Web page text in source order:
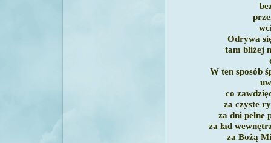
Odrywa
tam bliżej
W ten sposób
co
za czyste
za dni pełne
za ład
za Bożą